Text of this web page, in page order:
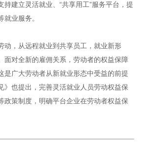
持建立灵活就业、“共享用工”服务平台，提
就业服务。
动，从远程就业到共享员工，就业新形
面对全新的雇佣关系，劳动者的权益保障
是广大劳动者从新就业形态中受益的前提
》也提出，完善灵活就业人员劳动权益保
政策制度，明确平台企业在劳动者权益保